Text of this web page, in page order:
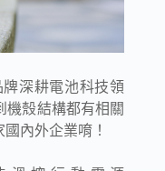
深耕電池科技領
機殼結構都有相關
內外企業唷！